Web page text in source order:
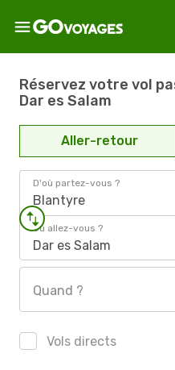
Réservez votre vol
Dar es Salam
Aller-retour
D'où partez-vous ?
Blantyre
Où allez-vous ?
Dar es Salam
Quand ?
Vols directs